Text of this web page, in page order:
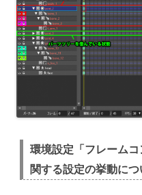
環境設定「フレーム
関する設定の挙動につ